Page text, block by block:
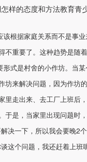
样的态度和方法教育青
该根据家庭关系而不是事
不重要了。这种趋势是随着
形式是村舍的小作坊。当
坊来解决问题，因为作坊
里走出来、去工厂上班后
于是，当家里出现问题时
决一下，所以我会要晚2
这个问题，我还赶着上班呢